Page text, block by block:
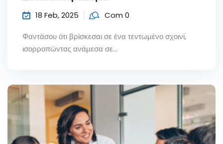
18 Feb, 2025 Com 0
Φαντάσου ότι βρίσκεσαι σε ένα τεντωμένο σχοινί,
ισορροπώντας ανάμεσα σε...